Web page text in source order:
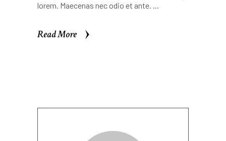
lorem. Maecenas nec odio et ante.
Read More